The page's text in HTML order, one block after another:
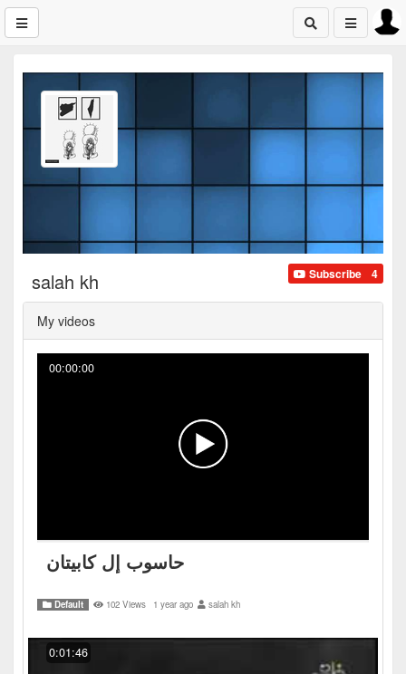
salah kh Subscribe 4
My videos
00:00:00
حاسوب إل كابيتان
Default 102 Views 1 year ago salah kh
0:01:46